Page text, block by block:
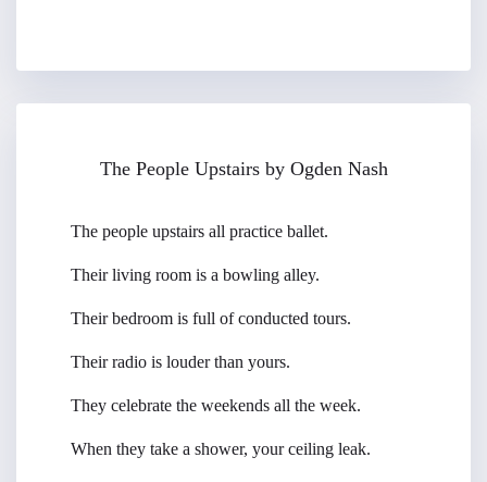
The People Upstairs by Ogden Nash
The people upstairs all practice ballet.
Their living room is a bowling alley.
Their bedroom is full of conducted tours.
Their radio is louder than yours.
They celebrate the weekends all the week.
When they take a shower, your ceiling leak.